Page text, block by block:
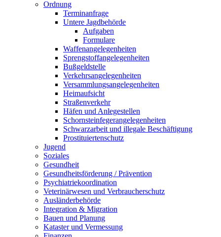
Ordnung
Terminanfrage
Untere Jagdbehörde
Aufgaben
Formulare
Waffenangelegenheiten
Sprengstoff­angelegenheiten
Bußgeldstelle
Verkehrsangelegenheiten
Versammlungs­angelegenheiten
Heimaufsicht
Straßenverkehr
Häfen und Anlegestellen
Schornsteinfeger­angelegenheiten
Schwarzarbeit und illegale Beschäftigung
Prostituiertenschutz
Jugend
Soziales
Gesundheit
Gesundheits­förderung / Prävention
Psychiatriekoordination
Veterinärwesen und Verbraucherschutz
Ausländerbehörde
Integration & Migration
Bauen und Planung
Kataster und Vermessung